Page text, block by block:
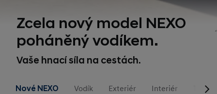
Zcela nový model NEXO
poháněný vodíkem.
Vaše hnací síla na cestách.
Nové NEXO Vodík Exteriér Interiér